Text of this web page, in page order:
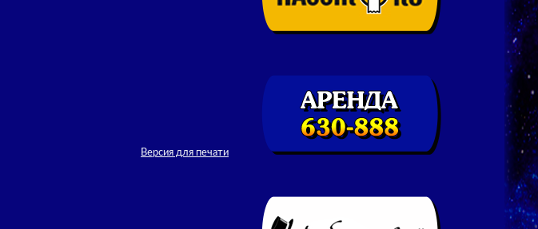
Версия для печати